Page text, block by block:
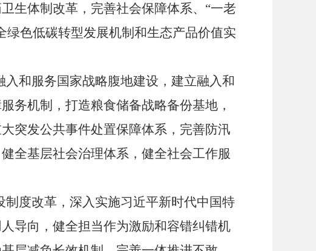
生体制改革，完善社会保障体系、 “一老
色低碳转型发展机制和生态产品价值实
和服务国家战略腹地建设，建立融入和
务机制，打造粮食储备战略备份基地，
突发公共事件处置保障体系，完善防汛
全基层社会治理体系，健全社会工作服
度改革，深入实施习近平新时代中国特
导向，健全担当作为激励和容错纠错机